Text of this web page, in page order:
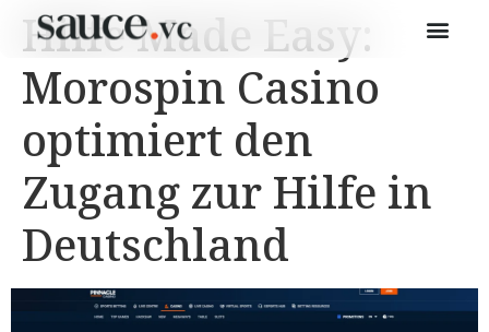
Hilfe Made Easy:
Morospin Casino
optimiert den
Zugang zur Hilfe in
Deutschland